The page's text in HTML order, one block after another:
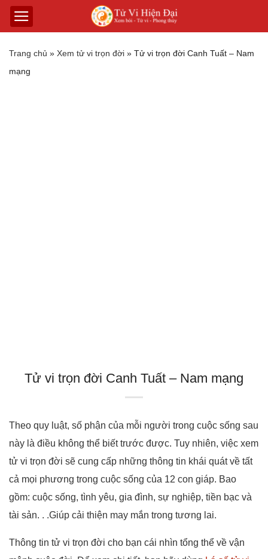
Trang chủ » Xem tử vi trọn đời » Tử vi trọn đời Canh Tuất – Nam
mạng
Tử vi trọn đời Canh Tuất – Nam mạng
Theo quy luật, số phận của mỗi người trong cuộc sống sau
này là điều không thể biết trước được. Tuy nhiên, việc xem
tử vi trọn đời sẽ cung cấp những thông tin khái quát về tất
cả mọi phương trong cuộc sống của 12 con giáp. Bao
gồm: cuộc sống, tình yêu, gia đình, sự nghiệp, tiền bạc và
tài sản. . .Giúp cải thiện may mắn trong tương lai.
Thông tin tử vi trọn đời cho bạn cái nhìn tổng thể về vận